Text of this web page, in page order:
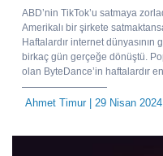
ABD’nin TikTok’u satmaya
Amerikalı bir şirkete
Haftalardır internet
birkaç gün gerçeğe dönüştü.
olan ByteDance’in haftalardır
Ahmet Timur| 29 Nisan 2024